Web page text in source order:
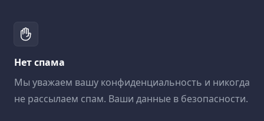
Нет спама
Мы уважаем вашу конфиденциальность и никогда
не рассылаем спам. Ваши данные в безопасности.